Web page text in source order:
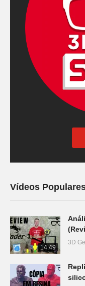
Vídeos
14:49
3D